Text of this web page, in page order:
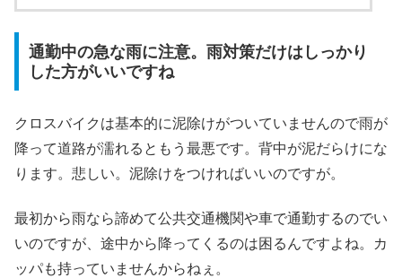
通勤中の急な雨に注意。雨対策だけはしっかり
した方がいいですね
クロスバイクは基本的に泥除けがついていませんので雨が
降って道路が濡れるともう最悪です。背中が泥だらけにな
ります。悲しい。泥除けをつければいいのですが。
最初から雨なら諦めて公共交通機関や車で通勤するのでい
いのですが、途中から降ってくるのは困るんですよね。カ
ッパも持っていませんからねぇ。